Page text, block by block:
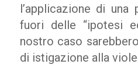
l’applicazione di
fuori delle “ipotesi
nostro caso
di istigazione alla